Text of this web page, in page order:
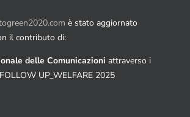
è stato aggiornato
il contributo di:
delle Comunicazioni attraverso i
UP_WELFARE 2025